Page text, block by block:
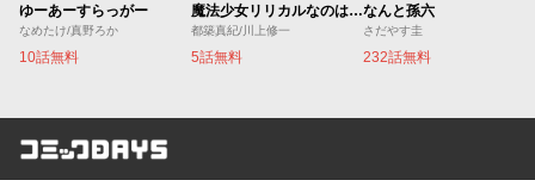
ゆーあーすらっがー
なめたけ/真野ろか
10話無料
魔法少女リリカルなのは EXCEEDS
都築真紀/川上修一
5話無料
なんと孫六
さだやす圭
232話無料
コミックDAYS